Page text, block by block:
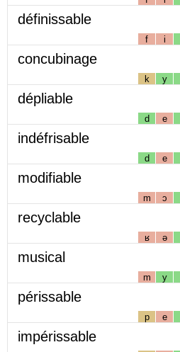
définissable
f i
concubinage
k y
dépliable
d e
indéfrisable
d e
modifiable
m ɔ
recyclable
ʁ ə
musical
m y
périssable
p e
impérissable